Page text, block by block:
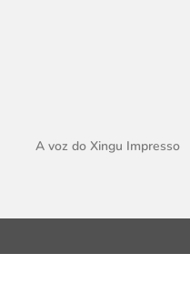
A voz do Xingu Impresso